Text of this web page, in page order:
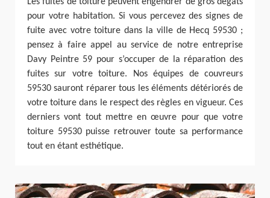
Les fuites de toiture peuvent engendrer de gros dégâts
pour votre habitation. Si vous percevez des signes de
fuite avec votre toiture dans la ville de Hecq 59530 ;
pensez à faire appel au service de notre entreprise
Davy Peintre 59 pour s’occuper de la réparation des
fuites sur votre toiture. Nos équipes de couvreurs
59530 sauront réparer tous les éléments détériorés de
votre toiture dans le respect des règles en vigueur. Ces
derniers vont tout mettre en œuvre pour que votre
toiture 59530 puisse retrouver toute sa performance
tout en étant esthétique.